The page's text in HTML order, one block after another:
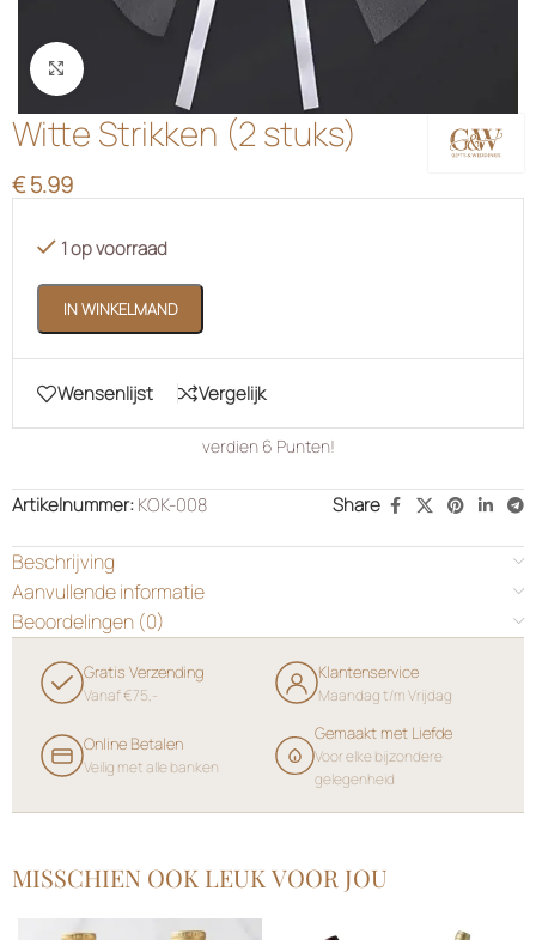
Klik om te vergroten
Witte Strikken (2 stuks)
€5.99
1 op voorraad
IN WINKELMAND
Wensenlijst Vergelijk
verdien 6 Punten!
Artikelnummer:KOK-008 Share
Beschrijving
Aanvullende informatie
Beoordelingen (0)
Gratis Verzending
Vanaf €75,-
Klantenservice
Maandag t/m Vrijdag
Online Betalen
Veilig met alle banken
Gemaakt met Liefde
Voor elke bijzondere
gelegenheid
MISSCHIEN OOK LEUK VOOR JOU